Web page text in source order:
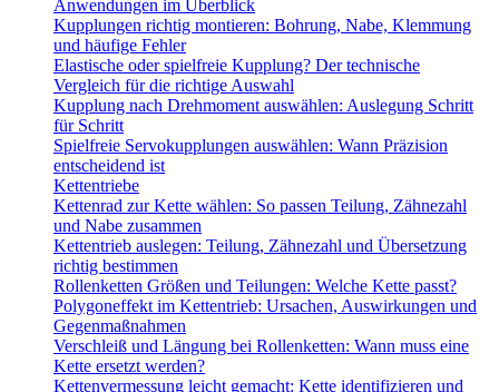
Anwendungen im Überblick
Kupplungen richtig montieren: Bohrung, Nabe, Klemmung
und häufige Fehler
Elastische oder spielfreie Kupplung? Der technische
Vergleich für die richtige Auswahl
Kupplung nach Drehmoment auswählen: Auslegung Schritt
für Schritt
Spielfreie Servokupplungen auswählen: Wann Präzision
entscheidend ist
Kettentriebe
Kettenrad zur Kette wählen: So passen Teilung, Zähnezahl
und Nabe zusammen
Kettentrieb auslegen: Teilung, Zähnezahl und Übersetzung
richtig bestimmen
Rollenketten Größen und Teilungen: Welche Kette passt?
Polygoneffekt im Kettentrieb: Ursachen, Auswirkungen und
Gegenmaßnahmen
Verschleiß und Längung bei Rollenketten: Wann muss eine
Kette ersetzt werden?
Kettenvermessung leicht gemacht: Kette identifizieren und